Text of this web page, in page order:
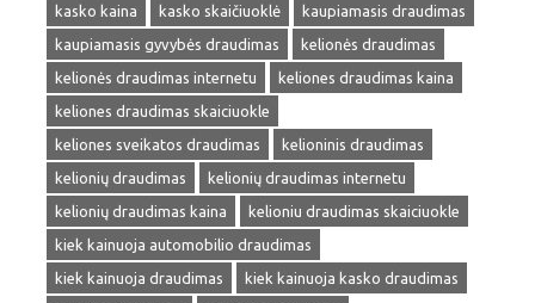
kasko kaina
kasko skaičiuoklė
kaupiamasis draudimas
kaupiamasis gyvybės draudimas
kelionės draudimas
kelionės draudimas internetu
keliones draudimas kaina
keliones draudimas skaiciuokle
keliones sveikatos draudimas
kelioninis draudimas
kelionių draudimas
kelionių draudimas internetu
kelionių draudimas kaina
kelioniu draudimas skaiciuokle
kiek kainuoja automobilio draudimas
kiek kainuoja draudimas
kiek kainuoja kasko draudimas